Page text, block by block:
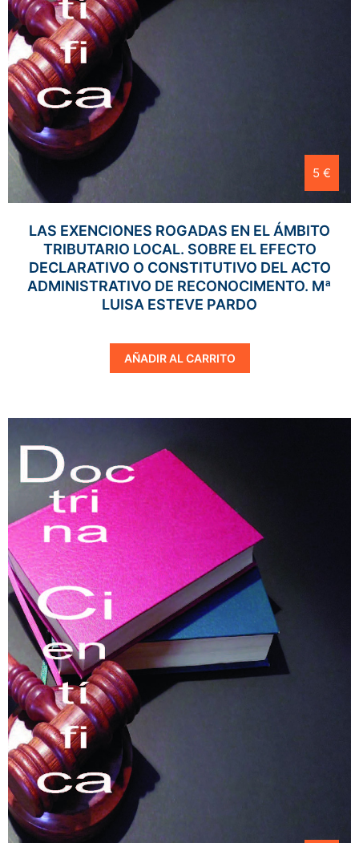
5 €
LAS EXENCIONES ROGADAS EN EL ÁMBITO
TRIBUTARIO LOCAL. SOBRE EL EFECTO
DECLARATIVO O CONSTITUTIVO DEL ACTO
ADMINISTRATIVO DE RECONOCIMENTO. Mª
LUISA ESTEVE PARDO
AÑADIR AL CARRITO